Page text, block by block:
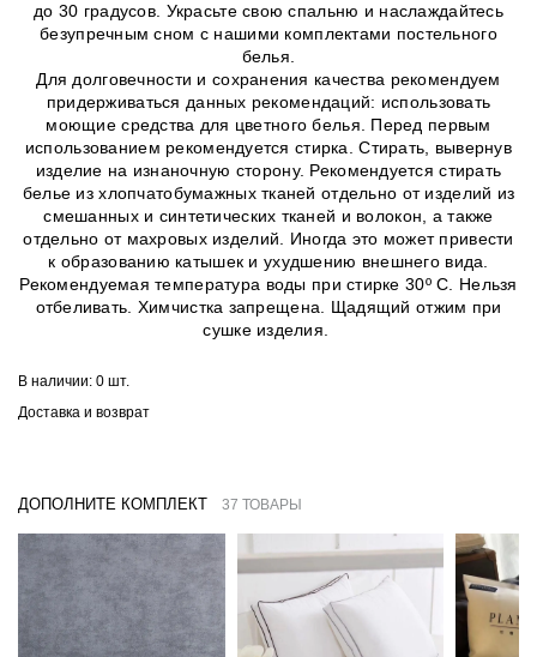
до 30 градусов. Украсьте свою спальню и наслаждайтесь
безупречным сном с нашими комплектами постельного
белья.
Для долговечности и сохранения качества рекомендуем
придерживаться данных рекомендаций: использовать
моющие средства для цветного белья. Перед первым
использованием рекомендуется стирка. Стирать, вывернув
изделие на изнаночную сторону. Рекомендуется стирать
белье из хлопчатобумажных тканей отдельно от изделий из
смешанных и синтетических тканей и волокон, а также
отдельно от махровых изделий. Иногда это может привести
к образованию катышек и ухудшению внешнего вида.
Рекомендуемая температура воды при стирке 30º C. Нельзя
отбеливать. Химчистка запрещена. Щадящий отжим при
сушке изделия.
В наличии: 0 шт.
Доставка и возврат
ДОПОЛНИТЕ КОМПЛЕКТ 37 ТОВАРЫ